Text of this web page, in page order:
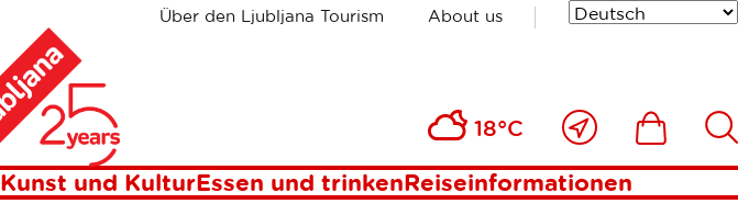
Über den Ljubljana Tourism About us
18°C
Nahe
bei
mir
Kunst und KulturEssen und trinkenReiseinformationen